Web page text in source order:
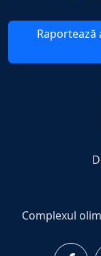
Complexul